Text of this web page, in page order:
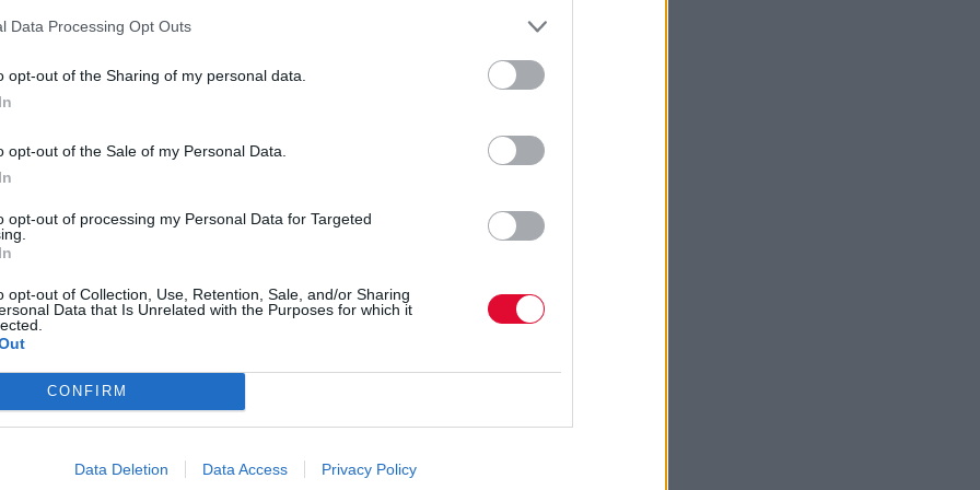
Data Processing Opt Outs
opt-out of the Sharing of my personal data.
opt-out of the Sale of my Personal Data.
opt-out of processing my Personal Data for Targeted
opt-out of Collection, Use, Retention, Sale, and/or Sharing
Data that Is Unrelated with the Purposes for which it
CONFIRM
Data Deletion Data Access Privacy Policy
τη δισκογραφική τους
We Please Have Fun – Ακούστε το
τίτλο "Mustang"
έναν Greatest Hits δίσκο και
το ακυκλοφόρητο μέχρι σήμερα
Chain επιστρέφουν με το νέο κομμάτι
Τα Παραδοξιακά - Λένα Πλάτωνος και
το νέο τους single, “Come